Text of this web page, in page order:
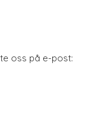
oss på e-post: